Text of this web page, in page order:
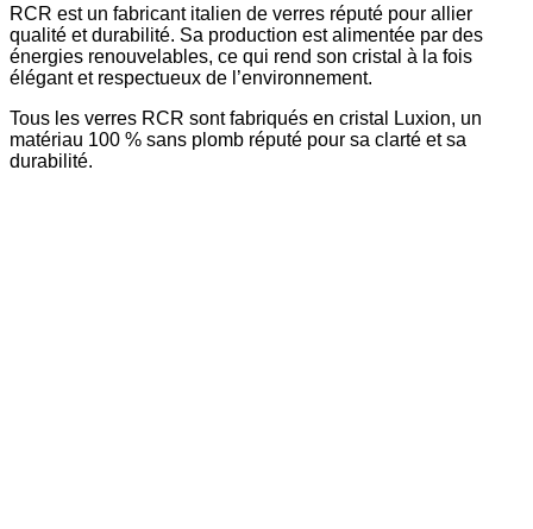
RCR est un fabricant italien de verres réputé pour allier
qualité et durabilité. Sa production est alimentée par des
énergies renouvelables, ce qui rend son cristal à la fois
élégant et respectueux de l’environnement.
Tous les verres RCR sont fabriqués en cristal Luxion, un
matériau 100 % sans plomb réputé pour sa clarté et sa
durabilité.